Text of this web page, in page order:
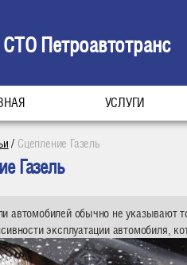
СТО Петроавтотранс
УСЛУГИ
/ Сцепление Газель
Газель
автомобилей обычно не указывают
эксплуатации автомобиля,